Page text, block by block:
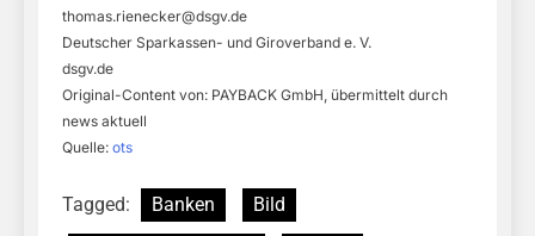
thomas.rienecker@dsgv.de
Deutscher Sparkassen- und Giroverband e. V.
dsgv.de
Original-Content von: PAYBACK GmbH, übermittelt durch
news aktuell
Quelle: ots
Tagged: Banken
Bild